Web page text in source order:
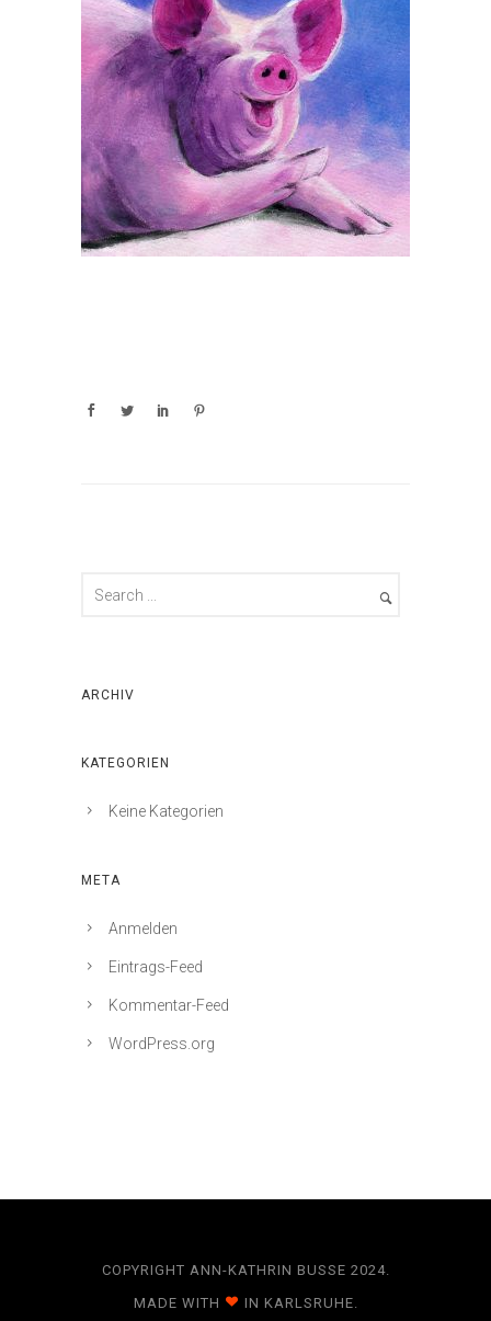
ARCHIV
KATEGORIEN
Keine Kategorien
META
Anmelden
Eintrags-Feed
Kommentar-Feed
WordPress.org
COPYRIGHT ANN-KATHRIN BUSSE 2024.
MADE WITH
IN KARLSRUHE.